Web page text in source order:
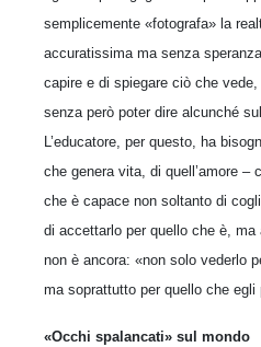
semplicemente «fotografa» la
accuratissima ma senza
capire e di spiegare ciò che
senza però poter dire alcunché
L’educatore, per questo, ha
che genera vita, di quell’amore –
che è capace non soltanto di
di accettarlo per quello che è,
non è ancora: «non solo vederlo
ma soprattutto per quello che egli
«Occhi spalancati» sul mondo